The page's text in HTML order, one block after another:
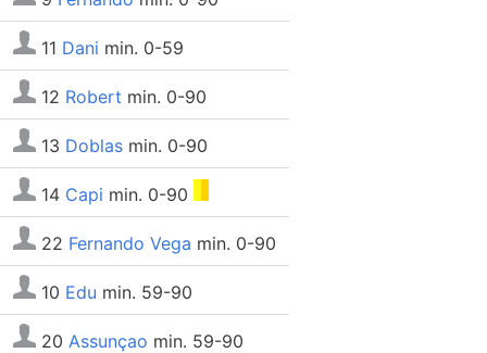
11 Dani min. 0-59
12 Robert min. 0-90
13 Doblas min. 0-90
14 Capi min. 0-90
22 Fernando Vega min. 0-90
10 Edu min. 59-90
20 Assunçao min. 59-90